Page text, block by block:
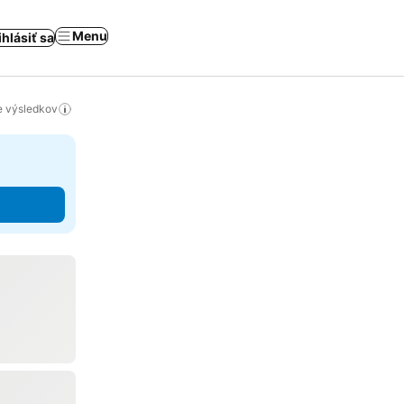
sa Menu
výsledkov